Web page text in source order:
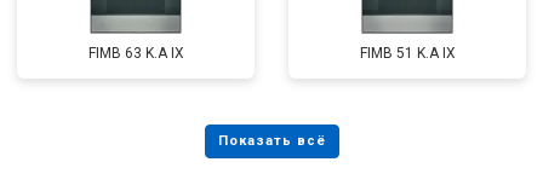
FIMB 63 K.A IX FIMB 51 K.A IX